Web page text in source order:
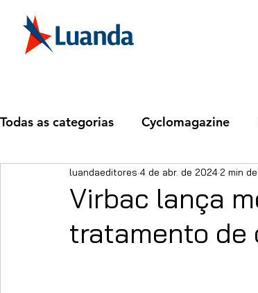
Todas as categorias Cyclomagazine
Virbac lança
tratamento de
luandaeditores 4 de abr. de 2024 2 min